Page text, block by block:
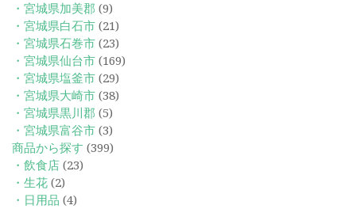
・宮城県加美郡 (9)
・宮城県白石市 (21)
・宮城県石巻市 (23)
・宮城県仙台市 (169)
・宮城県塩釜市 (29)
・宮城県大崎市 (38)
・宮城県黒川郡 (5)
・宮城県富谷市 (3)
商品から探す (399)
・飲食店 (23)
・生花 (2)
・日用品 (4)